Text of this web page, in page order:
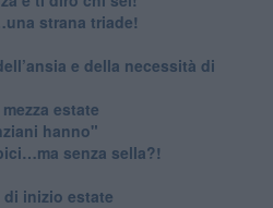
strana triade!
e della necessità di
estate
hanno"
senza sella?!
inizio estate